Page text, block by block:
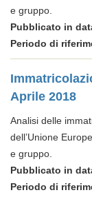
e gruppo.
Pubblicato in
Periodo di
Aprile 2018
Analisi delle
dell’Unione
e gruppo.
Pubblicato in
Periodo di